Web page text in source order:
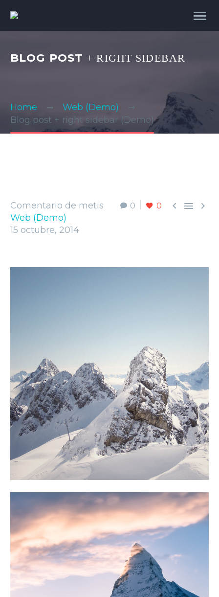
BLOG POST + RIGHT SIDEBAR
Home
Web (Demo)
Blog post + right sidebar (Demo)
0 0   
Comentario de metis
Web (Demo)
15 octubre, 2014